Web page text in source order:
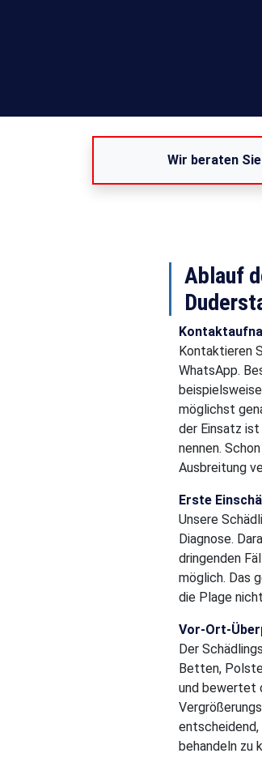
Wir beraten
Ablauf
Kontaktieren
WhatsApp.
möglichst
der Einsatz
nennen.
Ausbreitung
Erste
Unsere
Diagnose.
dringenden
möglich. Das
die Plage
Vor-Ort-
Der
Betten,
und bewertet
behandeln zu